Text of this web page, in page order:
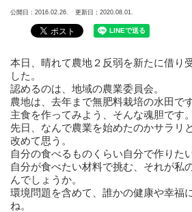
公開日：2016.02.26. 更新日：2020.08.01.
本日、晴れて農地２反弱を新たに借り
した。
認めるのは、地域の農業委員会。
農地は、去年まで無肥料栽培の水田です
主食を作ってみよう、そんな魂胆です。
先日、なんで農業を始めたのかサラリ
改めて思う。
自分の食べるものくらい自分で作りた
自分が食べたい材料で挑む、それが私
んでしょうか。
環境問題を含めて、誰かの健康や幸福
ね。